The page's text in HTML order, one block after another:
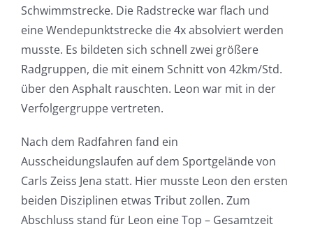
Schwimmstrecke. Die Radstrecke war flach und
eine Wendepunktstrecke die 4x absolviert werden
musste. Es bildeten sich schnell zwei größere
Radgruppen, die mit einem Schnitt von 42km/Std.
über den Asphalt rauschten. Leon war mit in der
Verfolgergruppe vertreten.
Nach dem Radfahren fand ein
Ausscheidungslaufen auf dem Sportgelände von
Carls Zeiss Jena statt. Hier musste Leon den ersten
beiden Disziplinen etwas Tribut zollen. Zum
Abschluss stand für Leon eine Top – Gesamtzeit